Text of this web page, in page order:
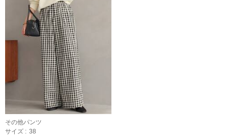
その他パンツ
サイズ : 38